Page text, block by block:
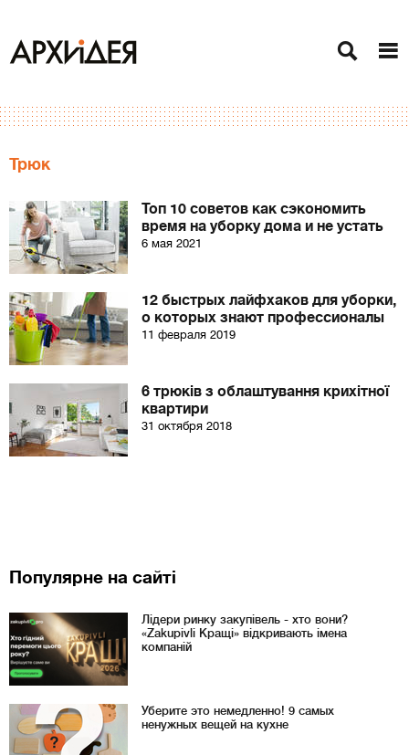
Трюк
Топ 10 советов как сэкономить
время на уборку дома и не устать
6 мая 2021
12 быстрых лайфхаков для уборки,
о которых знают профессионалы
11 февраля 2019
6 трюків з облаштування крихітної
квартири
31 октября 2018
Популярне на сайті
Лідери ринку закупівель - хто вони?
«Zakupivli Кращі» відкривають імена
компаній
Уберите это немедленно! 9 самых
ненужных вещей на кухне